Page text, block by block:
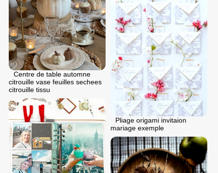
Centre de table automne
citrouille vase feuilles sechees
citrouille tissu
Pliage origami invitaion
mariage exemple